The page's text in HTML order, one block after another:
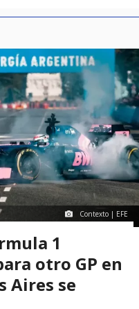
Contexto | EFE
1
otro GP en
Aires se